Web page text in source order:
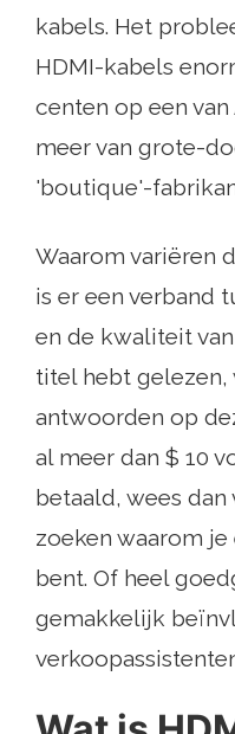
kabels. Het
HDMI-kabels
centen op een
meer van grote-
'boutique'-
Waarom variëren
is er een verband
en de kwaliteit
titel hebt gelezen,
antwoorden op
al meer dan $ 10
betaald, wees
zoeken waarom
bent. Of heel
gemakkelijk